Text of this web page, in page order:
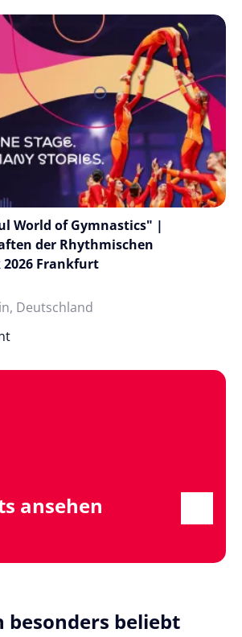
World of Gymnastics" |
der Rhythmischen
Frankfurt
Deutschland
ansehen
besonders beliebt